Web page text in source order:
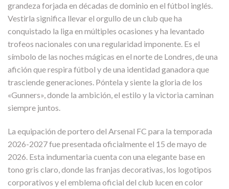
grandeza forjada en décadas de dominio en el fútbol inglés.
Vestirla significa llevar el orgullo de un club que ha
conquistado la liga en múltiples ocasiones y ha levantado
trofeos nacionales con una regularidad imponente. Es el
símbolo de las noches mágicas en el norte de Londres, de una
afición que respira fútbol y de una identidad ganadora que
trasciende generaciones. Póntela y siente la gloria de los
«Gunners», donde la ambición, el estilo y la victoria caminan
siempre juntos.
La equipación de portero del Arsenal FC para la temporada
2026-2027 fue presentada oficialmente el 15 de mayo de
2026. Esta indumentaria cuenta con una elegante base en
tono gris claro, donde las franjas decorativas, los logotipos
corporativos y el emblema oficial del club lucen en color